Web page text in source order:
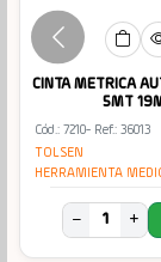
CINTA METRICA
5MT
Cód.: 7210- Ref.: 36013
TOLSEN
HERRAMIENTA
− +